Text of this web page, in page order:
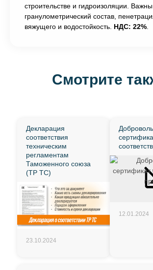
строительстве и гидроизоляции. Важны
гранулометрический состав,
вяжущего и водостойкость. НДС: 22%
Смотрите
Декларация
соответствия
техническим
регламентам
Таможенного союза
(ТР ТС)
23.10.2024
12.01.2024